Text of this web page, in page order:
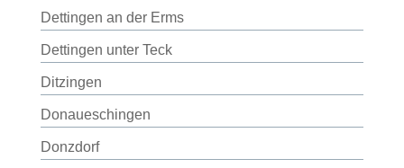
Dettingen an der Erms
Dettingen unter Teck
Ditzingen
Donaueschingen
Donzdorf